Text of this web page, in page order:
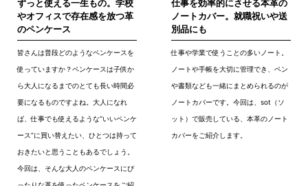
ずっと使える一生もの。学校
やオフィスで存在感を放つ革
のペンケース
皆さんは普段どのようなペンケースを
使っていますか？ペンケースは子供か
ら大人になるまでのとても長い時間必
要になるものですよね。大人になれ
ば、仕事でも使えるような“いいペンケ
ース”に買い替えたい、ひとつは持って
おきたいと思うこともあるでしょう。
今回は、そんな大人のペンケースにぴ
仕事を効率的にさせる本革の
ノートカバー。就職祝いや送
別品にも
仕事や学業で使うことの多いノート。
ノートや手帳を大切に管理でき、ペン
や書類なども一緒にまとめられるのが
ノートカバーです。今回は、sot（ソ
ット）で販売している、本革のノート
カバーをご紹介します。